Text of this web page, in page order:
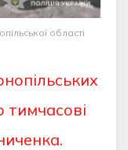
області
тимчасові